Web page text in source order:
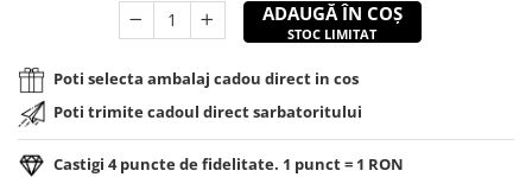
ADAUGĂ ÎN COȘ
STOC LIMITAT
Poti selecta ambalaj cadou direct in cos
Poti trimite cadoul direct sarbatoritului
Castigi 4puncte de fidelitate. 1 punct = 1 RON